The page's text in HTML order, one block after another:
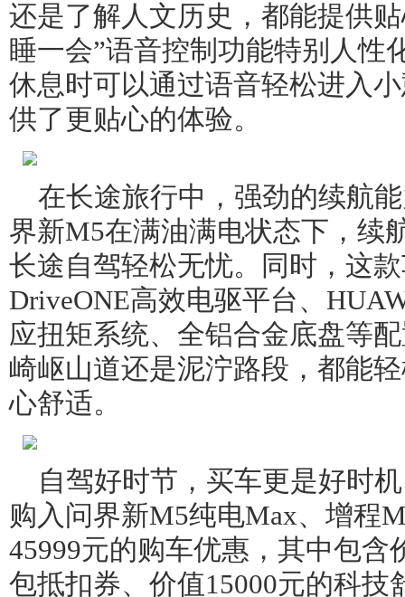
还是了解人文历史，都能提供
睡一会”语音控制功能特别人性
休息时可以通过语音轻松进入
供了更贴心的体验。
在长途旅行中，强劲的续航
界新M5在满油满电状态下，续
长途自驾轻松无忧。同时，这
DriveONE高效电驱平台、
应扭矩系统、全铝合金底盘等
崎岖山道还是泥泞路段，都能
心舒适。
自驾好时节，买车更是好时
购入问界新M5纯电Max、增程
45999元的购车优惠，其中包含
包抵扣券、价值15000元的科技